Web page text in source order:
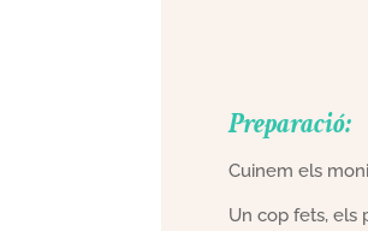
Preparació:
Cuinem els
Un cop fets, els